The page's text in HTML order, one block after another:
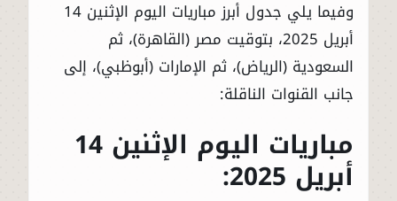
وفيما يلي جدول أبرز مباريات اليوم الإثنين 14
أبريل 2025، بتوقيت مصر (القاهرة)، ثم
السعودية (الرياض)، ثم الإمارات (أبوظبي)، إلى
جانب القنوات الناقلة:
مباريات اليوم الإثنين 14
أبريل 2025: